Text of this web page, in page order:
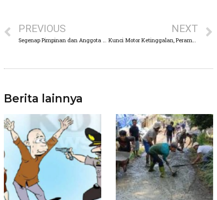
PREVIOUS NEXT
Berita lainnya